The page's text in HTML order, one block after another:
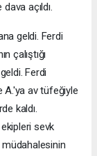
açıldı.
geldi. Ferdi
çalıştığı
Ferdi
A.'ya av tüfeğiyle
kaldı.
sevk
müdahalesinin